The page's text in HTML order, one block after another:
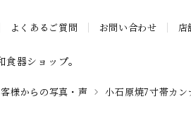
よくあるご質問 お問い合わせ 店
器ショップ。
様からの写真・声 小石原焼7寸帯カ